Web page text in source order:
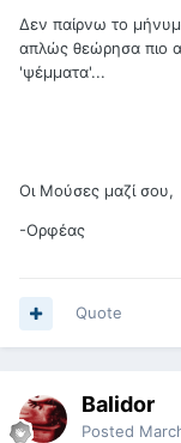
Δεν παίρνω το
απλώς θεώρησα πιο
'ψέμματα'...
Οι Μούσες μαζί σου,
-Ορφέας
Quote
Balidor
Posted